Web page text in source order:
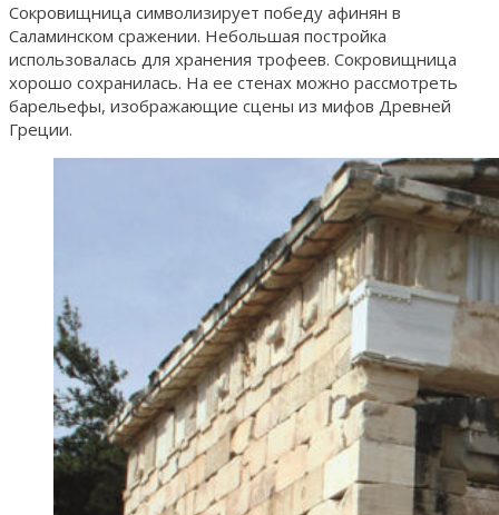
Сокровищница символизирует победу афинян в
Саламинском сражении. Небольшая постройка
использовалась для хранения трофеев. Сокровищница
хорошо сохранилась. На ее стенах можно рассмотреть
барельефы, изображающие сцены из мифов Древней
Греции.